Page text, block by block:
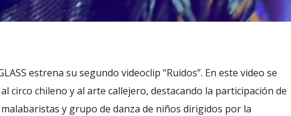
estrena su segundo videoclip “Ruidos”. En este video se
circo chileno y al arte callejero, destacando la participación de
y grupo de danza de niños dirigidos por la